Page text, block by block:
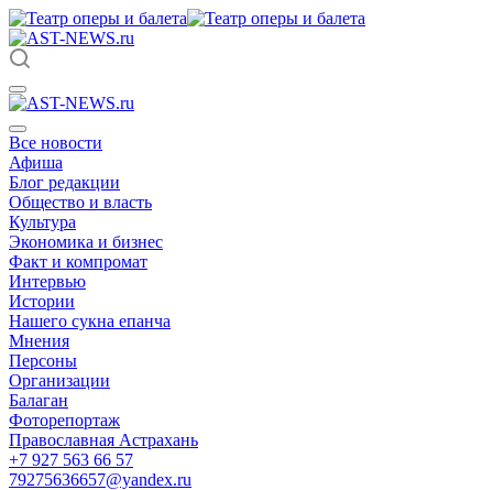
Все новости
Афиша
Блог редакции
Общество и власть
Культура
Экономика и бизнес
Факт и компромат
Интервью
Истории
Нашего сукна епанча
Мнения
Персоны
Организации
Балаган
Фоторепортаж
Православная Астрахань
+7 927 563 66 57
79275636657@yandex.ru